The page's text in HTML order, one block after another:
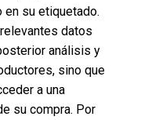
su etiquetado.
datos
análisis y
sino que
a una
su compra. Por